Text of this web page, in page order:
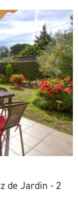
de Jardin - 2